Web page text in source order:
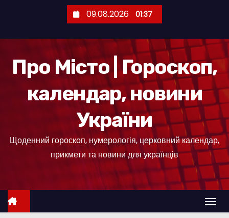
е
09.08.2026 01:37
Про Місто | Гороскоп,
календар, новини
України
Щоденний гороскоп, нумерологія, церковний календар,
прикмети та новини для українців